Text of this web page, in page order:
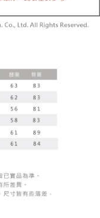
gagal pada
pemarkahan sistem
didedahkan.
dibilkan secara
anda. SMS peringatan
anda boleh
saluran berikut: kod
pemindahan bank,
Ltd. (“Syarikat”),
atau perkhidmatan
tempoh pembayaran
oleh AFTEE. Anda
anda menerima
anda boleh
(cth.: produk
masa yang lebih
membuat pembayaran
boleh sehingga
akan berdasarkan
daripada NT$20.
pesanan
pesanan